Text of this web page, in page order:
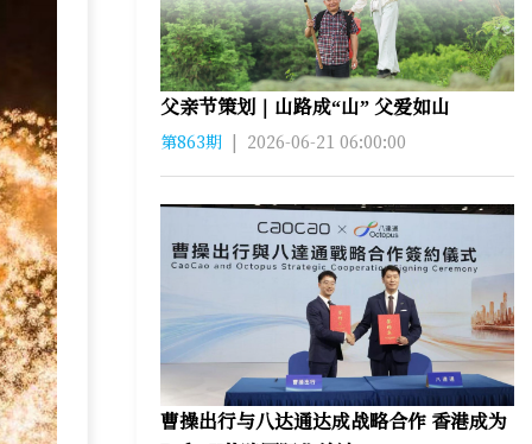
父亲节策划｜山路成“山” 父爱如山
第863期 | 2026-06-21 06:00:00
曹操出行与八达通达成战略合作 香港成为